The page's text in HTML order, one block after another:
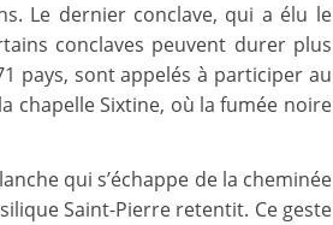
Le dernier conclave, qui a élu le
conclaves peuvent durer plus
pays, sont appelés à participer au
chapelle Sixtine, où la fumée noire
qui s’échappe de la cheminée
Saint-Pierre retentit. Ce geste